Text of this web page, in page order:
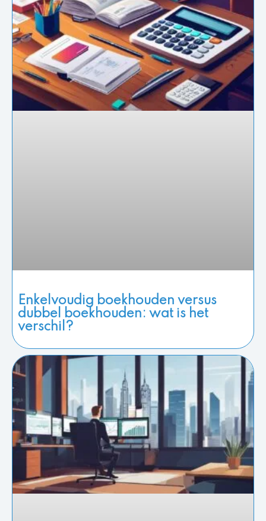
Enkelvoudig boekhouden versus
dubbel boekhouden: wat is het
verschil?